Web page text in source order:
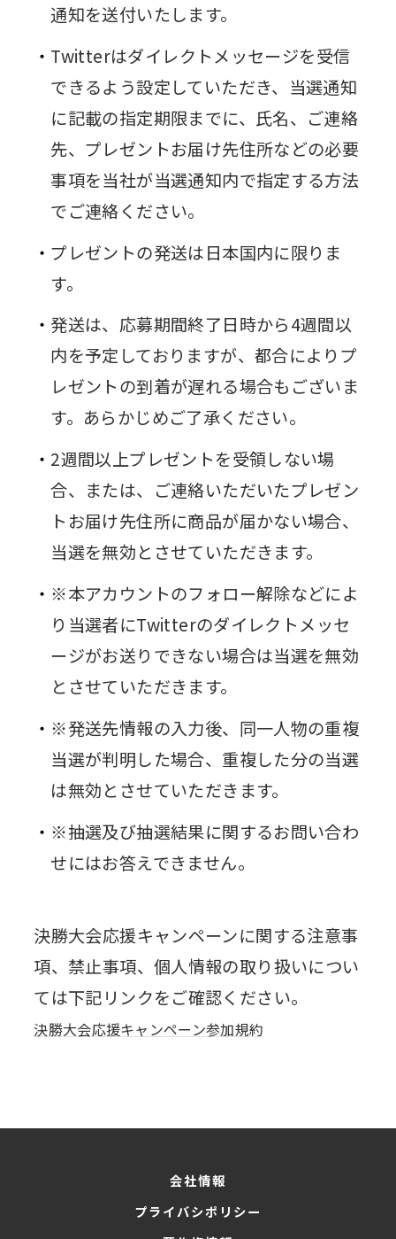
通知を送付いたします。
Twitterはダイレクトメッセージを受信
できるよう設定していただき、当選通知
に記載の指定期限までに、氏名、ご連絡
先、プレゼントお届け先住所などの必要
事項を当社が当選通知内で指定する方法
でご連絡ください。
プレゼントの発送は日本国内に限りま
す。
発送は、応募期間終了日時から4週間以
内を予定しておりますが、都合によりプ
レゼントの到着が遅れる場合もございま
す。あらかじめご了承ください。
2週間以上プレゼントを受領しない場
合、または、ご連絡いただいたプレゼン
トお届け先住所に商品が届かない場合、
当選を無効とさせていただきます。
※本アカウントのフォロー解除などによ
り当選者にTwitterのダイレクトメッセ
ージがお送りできない場合は当選を無効
とさせていただきます。
※発送先情報の入力後、同一人物の重複
当選が判明した場合、重複した分の当選
は無効とさせていただきます。
※抽選及び抽選結果に関するお問い合わ
せにはお答えできません。
決勝大会応援キャンペーンに関する注意事
項、禁止事項、個人情報の取り扱いについ
ては下記リンクをご確認ください。
決勝大会応援キャンペーン参加規約
会社情報
プライバシポリシー